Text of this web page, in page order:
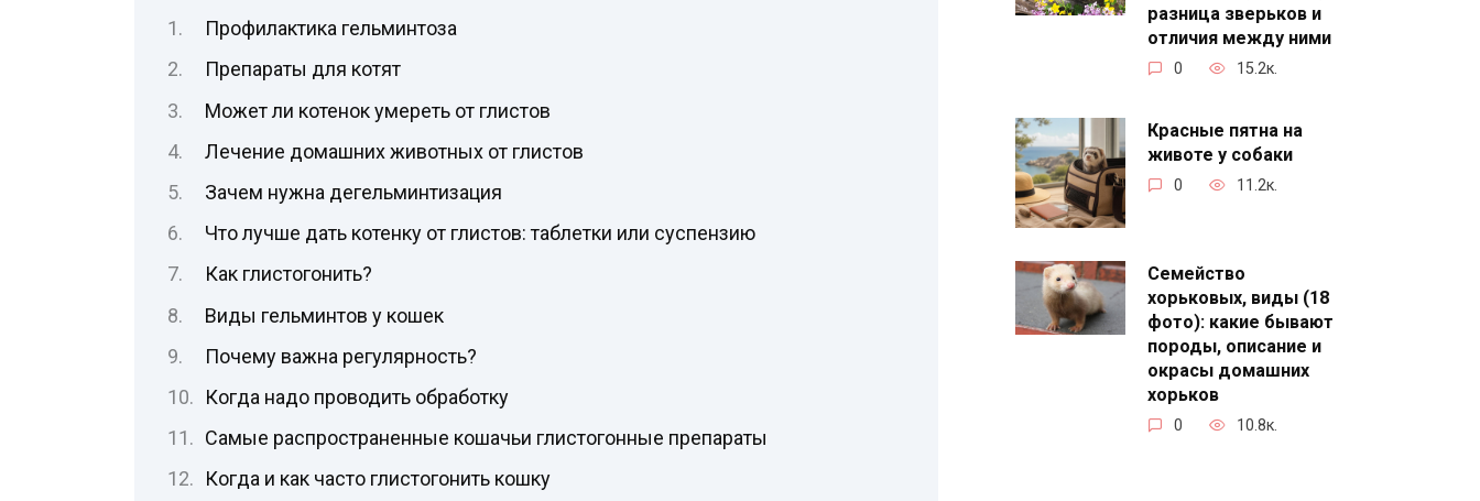
Профилактика гельминтоза
Препараты для котят
Может ли котенок умереть от глистов
Лечение домашних животных от глистов
Зачем нужна дегельминтизация
Что лучше дать котенку от глистов: таблетки или суспензию
Как глистогонить?
Виды гельминтов у кошек
Почему важна регулярность?
Когда надо проводить обработку
Самые распространенные кошачьи глистогонные препараты
Когда и как часто глистогонить кошку
разница зверьков и
отличия между ними
0 15.2к.
Красные пятна на
животе у собаки
0 11.2к.
Семейство
хорьковых, виды (18
фото): какие бывают
породы, описание и
окрасы домашних
хорьков
0 10.8к.